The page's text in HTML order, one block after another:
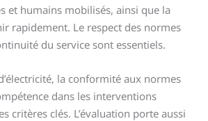
et humains mobilisés, ainsi que la
rapidement. Le respect des normes
du service sont essentiels.
la conformité aux normes
dans les interventions
critères clés. L’évaluation porte aussi